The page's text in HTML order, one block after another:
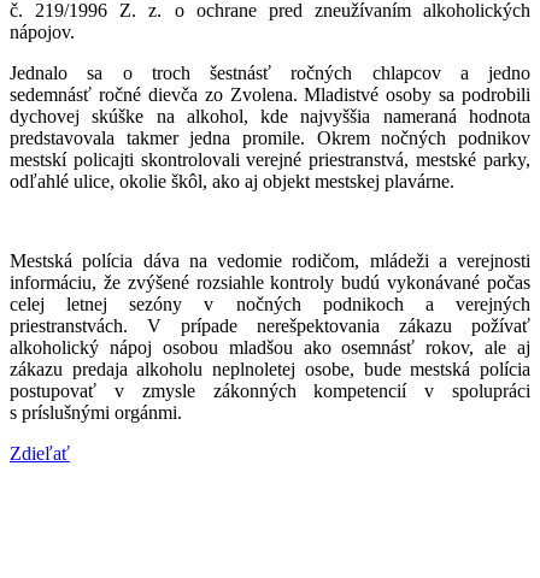
č. 219/1996 Z. z. o ochrane pred zneužívaním alkoholických
nápojov.
Jednalo sa o troch šestnásť ročných chlapcov a jedno
sedemnásť ročné dievča zo Zvolena. Mladistvé osoby sa podrobili
dychovej skúške na alkohol, kde najvyššia nameraná hodnota
predstavovala takmer jedna promile. Okrem nočných podnikov
mestskí policajti skontrolovali verejné priestranstvá, mestské parky,
odľahlé ulice, okolie škôl, ako aj objekt mestskej plavárne.
Mestská polícia dáva na vedomie rodičom, mládeži a verejnosti
informáciu, že zvýšené rozsiahle kontroly budú vykonávané počas
celej letnej sezóny v nočných podnikoch a verejných
priestranstvách. V prípade nerešpektovania zákazu požívať
alkoholický nápoj osobou mladšou ako osemnásť rokov, ale aj
zákazu predaja alkoholu neplnoletej osobe, bude mestská polícia
postupovať v zmysle zákonných kompetencií v spolupráci
s príslušnými orgánmi.
Zdieľať